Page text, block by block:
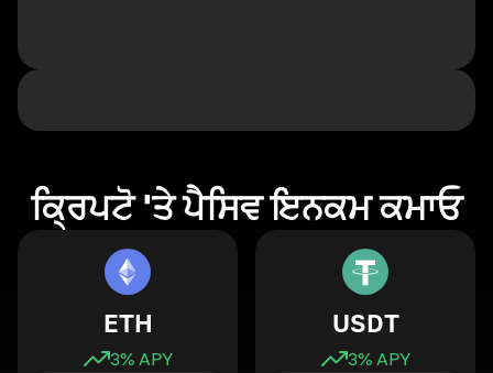
ਕ੍ਰਿਪਟੋ 'ਤੇ ਪੈਸਿਵ ਇਨਕਮ ਕਮਾਓ
ETH
3% APY
USDT
3% APY